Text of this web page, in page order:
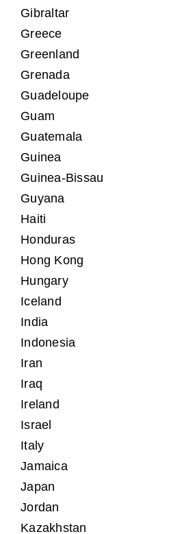
Gibraltar
Greece
Greenland
Grenada
Guadeloupe
Guam
Guatemala
Guinea
Guinea-Bissau
Guyana
Haiti
Honduras
Hong Kong
Hungary
Iceland
India
Indonesia
Iran
Iraq
Ireland
Israel
Italy
Jamaica
Japan
Jordan
Kazakhstan